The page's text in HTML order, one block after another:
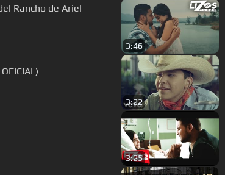
Rancho de Ariel
3:46
3:22
3:25